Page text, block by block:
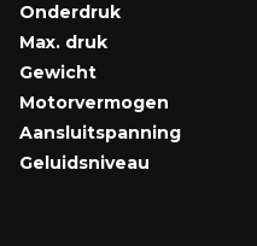
Onderdruk
Max. druk
Gewicht
Motorvermogen
Aansluitspanning
Geluidsniveau